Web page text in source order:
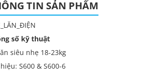
TIN SẢN PHẨM
số kỹ thuật
siêu nhẹ 18-23kg
S600 & S600-6